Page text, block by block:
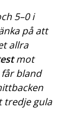
5–0 i
på att
allra
mot
bland
tredje gula